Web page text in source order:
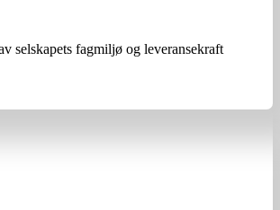
selskapets fagmiljø og leveransekraft